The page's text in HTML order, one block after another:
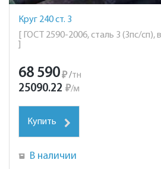
Круг 240 ст. 3
[ ГОСТ 2590-2006, сталь 3 (3пс/сп),
68 590₽ /тн
25090.22 ₽/м
Купить
В наличии